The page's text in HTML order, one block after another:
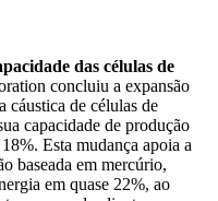
das células de
concluiu a expansão
cáustica de células de
capacidade de produção
Esta mudança apoia a
baseada em mercúrio,
em quase 22%, ao